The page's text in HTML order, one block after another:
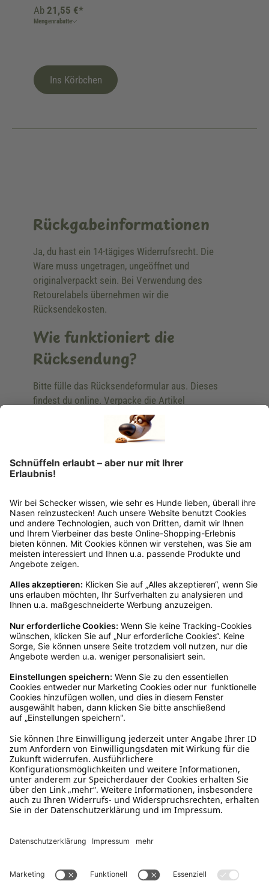
Ab 21,55 €*
Mengenrabatte
Ins Körbchen
Rückgabeinformationen
Ja, du hast ein 14-tägiges Widerrufsrecht. Die
Ware muss ungetragen, ungeöffnet und
originalverpackt sein. Bei Verwendung des
Retourelabels übernehmen wir die
Rücksendekosten.
Wie funktioniert die
Rücksendung?
Bitte fülle das Rücksendeformular aus. Dieses
findest du online. Verpacke die Artikel
anschließend sicher und klebe das
Rücksendeetikett auf das Paket. Dieses kannst du
dir in deinem Kundenkonto anfordern. Hast du als
Gast bestellt, schreibe uns eine Email an
verkauf@schecker.de oder rufe zu unseren
Rücksendeetikett zukommen.
Kundenservice
Mo – Fr 9 – 17 Uhr, Sa 9 – 13 Uhr
Ruf uns an
04942-60 64 080
Schreibe uns
verkauf@schecker.de
WhatsApp Support
+49 1520 8997191
Tritt unserem Newsletter bei